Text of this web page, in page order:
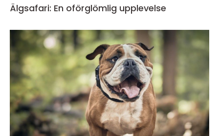
Älgsafari: En oförglömlig upplevelse